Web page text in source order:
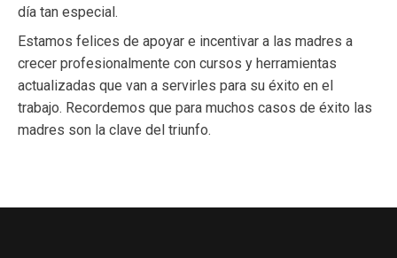
día tan especial.
Estamos felices de apoyar e incentivar a las madres a
crecer profesionalmente con cursos y herramientas
actualizadas que van a servirles para su éxito en el
trabajo. Recordemos que para muchos casos de éxito las
madres son la clave del triunfo.